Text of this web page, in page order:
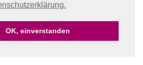
OK, einverstanden